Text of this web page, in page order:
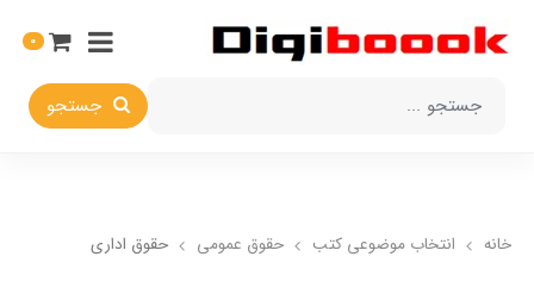
جستجو
0
خانه انتخاب​ موضوعي​ کتب حقوق عمومی حقوق اداري